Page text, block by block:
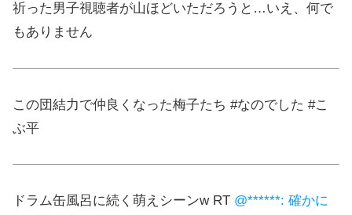
祈った男子視聴者が山ほどいただろうと…いえ、何で
もありません
この団結力で仲良くなった梅子たち #なのでした #こ
ぶ平
ドラム缶風呂に続く萌えシーンw RT @******: 確かに